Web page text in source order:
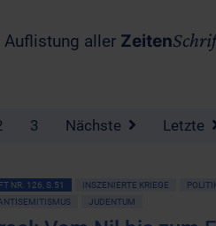
Auflistung aller Zeiten
3 Nächste Letzte
NR. 126, S.51 INSZENIERTE KRIEGE
JUDENTUM